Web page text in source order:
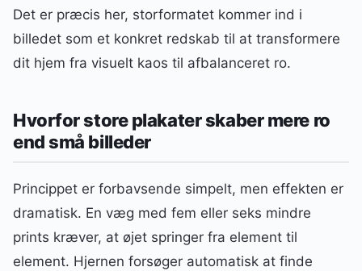
Det er præcis her, storformatet kommer ind i
billedet som et konkret redskab til at transformere
dit hjem fra visuelt kaos til afbalanceret ro.
Hvorfor store plakater skaber mere ro
end små billeder
Princippet er forbavsende simpelt, men effekten er
dramatisk. En væg med fem eller seks mindre
prints kræver, at øjet springer fra element til
element. Hjernen forsøger automatisk at finde